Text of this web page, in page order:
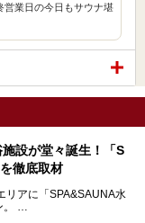
営業日の今日もサウナ堪
設が堂々誕生！「S
徹底取材
リアに「SPA&SAUNA水